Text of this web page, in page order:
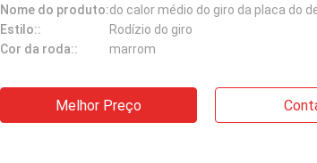
Nome do produto:
Estilo::
Rodízio do giro
Cor da roda::
marrom
Melhor Preço